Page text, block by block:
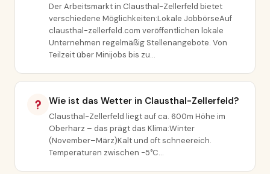
Der Arbeitsmarkt in Clausthal-Zellerfeld bietet
verschiedene Möglichkeiten:Lokale JobbörseAuf
clausthal-zellerfeld.com veröffentlichen lokale
Unternehmen regelmäßig Stellenangebote. Von
Teilzeit über Minijobs bis zu…
Wie ist das Wetter in Clausthal-Zellerfeld?
Clausthal-Zellerfeld liegt auf ca. 600m Höhe im
Oberharz – das prägt das Klima:Winter
(November–März)Kalt und oft schneereich.
Temperaturen zwischen -5°C…